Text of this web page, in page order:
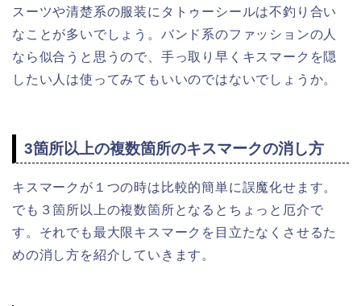
スーツや清楚系の服装にタトゥーシールは不釣り合い
なことが多いでしょう。バンド系のファッションの人
なら似合うと思うので、手っ取り早くキスマークを隠
したい人は使ってみてもいいのではないでしょうか。
3箇所以上の複数箇所のキスマークの消し方
キスマークが１つの時は比較的簡単に誤魔化せます。
でも３箇所以上の複数箇所となるとちょっと厄介で
す。それでも最大限キスマークを目立たなくさせるた
めの消し方を紹介していきます。